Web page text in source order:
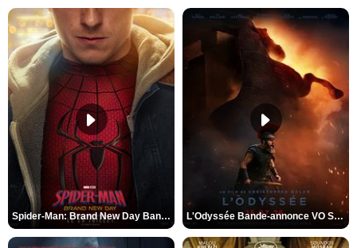
Spider-Man: Brand New Day Bande-annonce VO STFR L'Odyssée Bande-annonce VO STFR